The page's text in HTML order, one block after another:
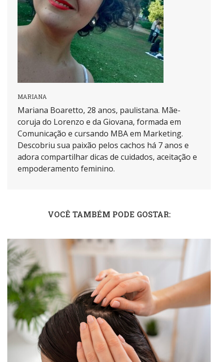
MARIANA
Mariana Boaretto, 28 anos, paulistana. Mãe-
coruja do Lorenzo e da Giovana, formada em
Comunicação e cursando MBA em Marketing.
Descobriu sua paixão pelos cachos há 7 anos e
adora compartilhar dicas de cuidados, aceitação e
empoderamento feminino.
VOCÊ TAMBÉM PODE GOSTAR: